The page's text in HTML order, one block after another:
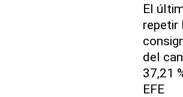
El
repetir
del
37,21
EFE